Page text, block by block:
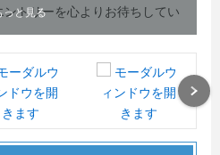
トリーを心よりお待ちしてい
っと見る